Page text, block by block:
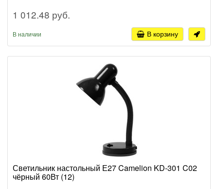
1 012.48 руб.
В наличии В корзину
Светильник настольный Е27 Camelion KD-301 C02
чёрный 60Вт (12)